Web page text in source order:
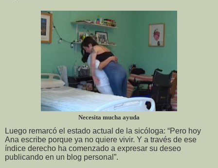
Necesita mucha ayuda
Luego remarcó el estado actual de la sicóloga: “Pero hoy
Ana escribe porque ya no quiere vivir. Y a través de ese
índice derecho ha comenzado a expresar su deseo
publicando en un blog personal”.